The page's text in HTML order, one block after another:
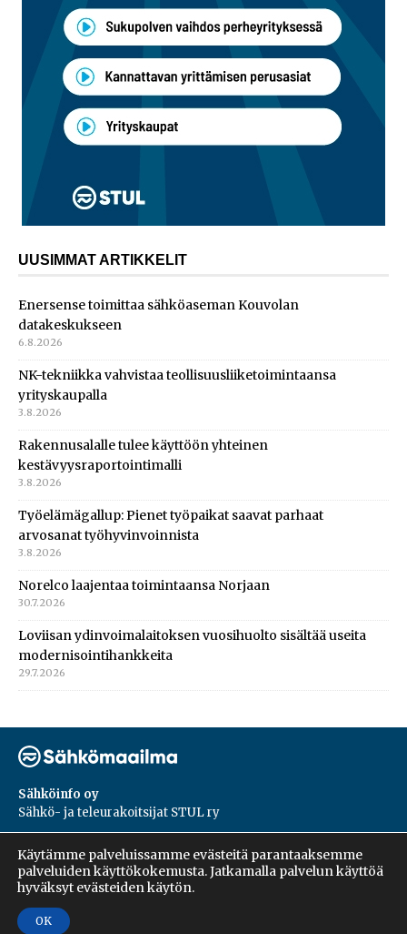
UUSIMMAT ARTIKKELIT
Enersense toimittaa sähköaseman Kouvolan
datakeskukseen
6.8.2026
NK-tekniikka vahvistaa teollisuusliiketoimintaansa
yrityskaupalla
3.8.2026
Rakennusalalle tulee käyttöön yhteinen
kestävyysraportointimalli
3.8.2026
Työelämägallup: Pienet työpaikat saavat parhaat
arvosanat työhyvinvoinnista
3.8.2026
Norelco laajentaa toimintaansa Norjaan
30.7.2026
Loviisan ydinvoimalaitoksen vuosihuolto sisältää useita
modernisointihankkeita
29.7.2026
Sähköinfo oy
Sähkö- ja teleurakoitsijat STUL ry
PL 55, 02601, Espoo
Harakantie 18 B
09 5476 1422
Käytämme palveluissamme evästeitä parantaaksemme
palveluiden käyttökokemusta. Jatkamalla palvelun käyttöä
hyväksyt evästeiden käytön.
OK